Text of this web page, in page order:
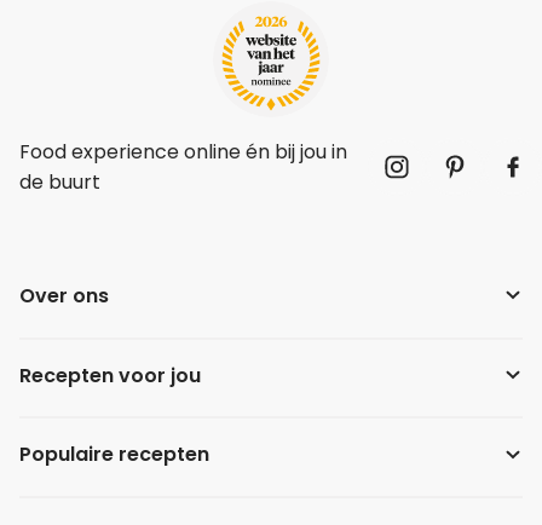
Food experience online én bij jou in
de buurt
Over ons
Recepten voor jou
Populaire recepten